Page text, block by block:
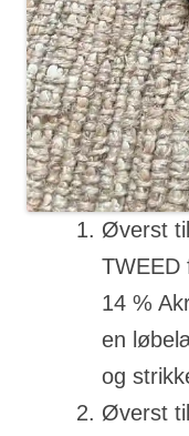
Øverst
TWEED
14 %
en
og
Øverst